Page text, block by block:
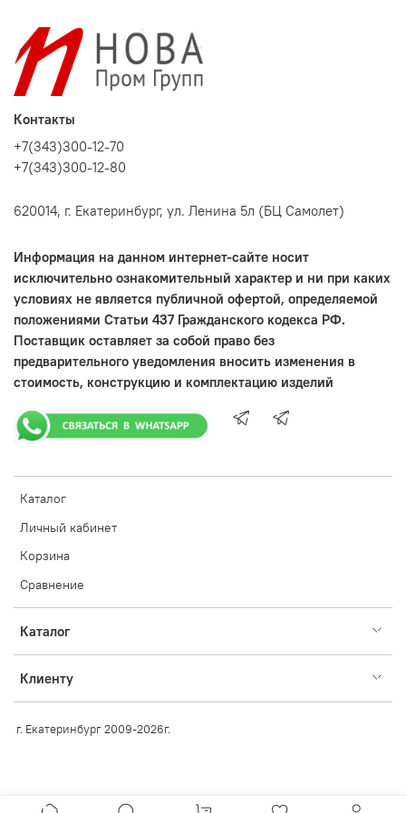
Каталог
Личный кабинет
Корзина
Сравнение
Каталог
Клиенту
Контакты
+7(343)300-12-70
+7(343)300-12-80
620014, г. Екатеринбург, ул. Ленина 5л (БЦ Самолет)
Информация на данном интернет-сайте носит
исключительно ознакомительный характер и ни при каких
условиях не является публичной офертой, определяемой
положениями Статьи 437 Гражданского кодекса РФ.
Поставщик оставляет за собой право без
предварительного уведомления вносить изменения в
стоимость, конструкцию и комплектацию изделий
г. Екатеринбург 2009-2026г.